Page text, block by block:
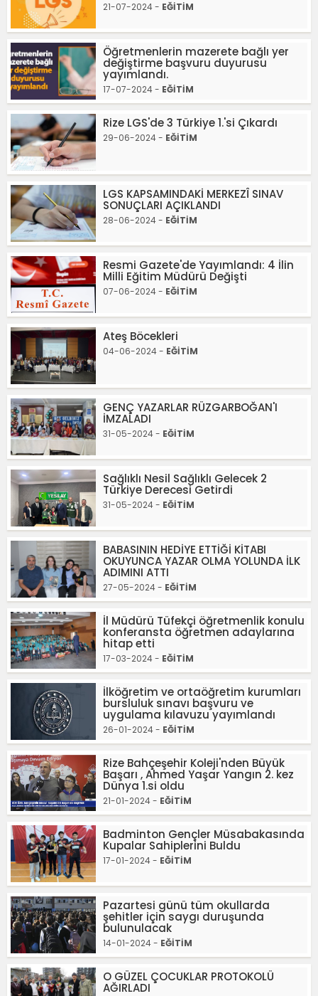
21-07-2024 - EĞİTİM
Öğretmenlerin mazerete bağlı yer
değiştirme başvuru duyurusu
yayımlandı.
17-07-2024 - EĞİTİM
Rize LGS'de 3 Türkiye 1.'si Çıkardı
29-06-2024 - EĞİTİM
LGS KAPSAMINDAKİ MERKEZÎ SINAV
SONUÇLARI AÇIKLANDI
28-06-2024 - EĞİTİM
Resmi Gazete'de Yayımlandı: 4 İlin
Milli Eğitim Müdürü Değişti
07-06-2024 - EĞİTİM
Ateş Böcekleri
04-06-2024 - EĞİTİM
GENÇ YAZARLAR RÜZGARBOĞAN'I
İMZALADI
31-05-2024 - EĞİTİM
Sağlıklı Nesil Sağlıklı Gelecek 2
Türkiye Derecesi Getirdi
31-05-2024 - EĞİTİM
BABASININ HEDİYE ETTİĞİ KİTABI
OKUYUNCA YAZAR OLMA YOLUNDA İLK
ADIMINI ATTI
27-05-2024 - EĞİTİM
İl Müdürü Tüfekçi öğretmenlik konulu
konferansta öğretmen adaylarına
hitap etti
17-03-2024 - EĞİTİM
İlköğretim ve ortaöğretim kurumları
bursluluk sınavı başvuru ve
uygulama kılavuzu yayımlandı
26-01-2024 - EĞİTİM
Rize Bahçeşehir Koleji'nden Büyük
Başarı , Ahmed Yaşar Yangın 2. kez
Dünya 1.si oldu
21-01-2024 - EĞİTİM
Badminton Gençler Müsabakasında
Kupalar Sahiplerini Buldu
17-01-2024 - EĞİTİM
Pazartesi günü tüm okullarda
şehitler için saygı duruşunda
bulunulacak
14-01-2024 - EĞİTİM
O GÜZEL ÇOCUKLAR PROTOKOLÜ
AĞIRLADI